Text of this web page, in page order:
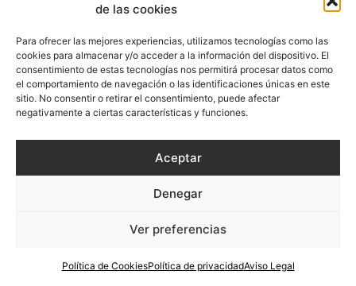
de las cookies
Para ofrecer las mejores experiencias, utilizamos tecnologías como las
cookies para almacenar y/o acceder a la información del dispositivo. El
consentimiento de estas tecnologías nos permitirá procesar datos como
el comportamiento de navegación o las identificaciones únicas en este
sitio. No consentir o retirar el consentimiento, puede afectar
negativamente a ciertas características y funciones.
Aceptar
Denegar
Ver preferencias
Política de CookiesPolítica de privacidadAviso Legal
Olivia Pérezdice: 06/04/2024 a las 9:21 am
cerebro a través de los ojos, pero tampoco es necesario darse